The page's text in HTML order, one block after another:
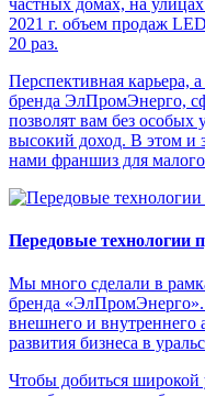
2021 г. объем продаж
20 раз.
Перспективная карьера,
бренда ЭлПромЭнерго,
позволят вам без
высокий доход. В этом и
нами франшиз для малого
Передовые технологии
Мы много сделали в
бренда «ЭлПромЭнерго».
внешнего и внутреннего
развития бизнеса в
Чтобы добиться широкой